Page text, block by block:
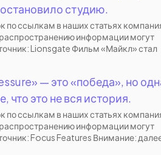
студию.
по ссылкам в наших статьях
информации могут
Lionsgate Фильм «Майкл» стал
— это «победа», но
что это не вся история.
по ссылкам в наших статьях
информации могут
Focus Features Внимание: